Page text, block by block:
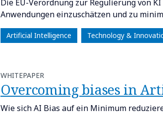
Die EU-Verordnung zur Regulierung von
Anwendungen einzuschätzen und zu
Artificial Intelligence Technology &
WHITEPAPER
Overcoming biases in
Wie sich AI Bias auf ein Minimum